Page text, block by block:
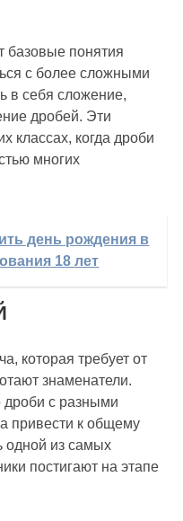
базовые понятия
с более сложными
в себя сложение,
дробей. Эти
классах, когда дроби
многих
день рождения в
18 лет
которая требует от
знаменатели.
дроби с разными
привести к общему
одной из самых
постигают на этапе